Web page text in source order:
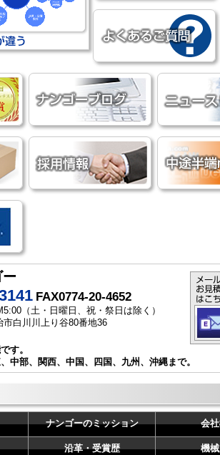
FAX0774-20-4652
（土・日曜日、祝・祭日は除く）
市白川川上り谷80番地36
す。
中部、関西、中国、四国、九州、沖縄まで。
ナンゴーのミッション 会
沿革・受賞歴 機